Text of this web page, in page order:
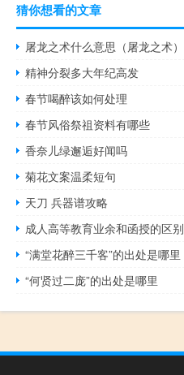
猜你想看的文章
屠龙之术什么意思（屠龙之术）
精神分裂多大年纪高发
春节喝醉该如何处理
春节风俗祭祖资料有哪些
香奈儿绿邂逅好闻吗
菊花文案温柔短句
天刀 兵器谱攻略
成人高等教育业余和函授的区别
“满堂花醉三千客”的出处是哪里
“何贤过二庞”的出处是哪里